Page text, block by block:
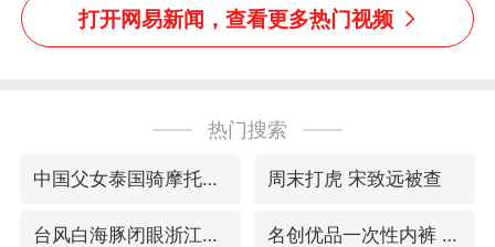
教！
打开网易新闻，查看更多热门视频
热门搜索
中国父女泰国骑摩托车坠崖1死1伤 周末打虎 宋致远被查
台风白海豚闭眼浙江上海处于危险半圆 名创优品一次性内裤 颜面尽失